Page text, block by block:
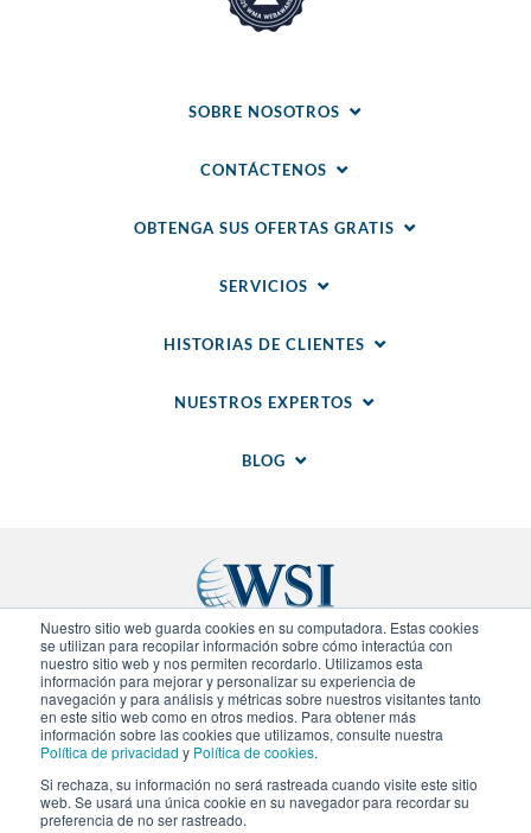
Nuestro sitio web guarda cookies en su computadora. Estas cookies
se utilizan para recopilar información sobre cómo interactúa con
nuestro sitio web y nos permiten recordarlo. Utilizamos esta
información para mejorar y personalizar su experiencia de
navegación y para análisis y métricas sobre nuestros visitantes tanto
en este sitio web como en otros medios. Para obtener más
información sobre las cookies que utilizamos, consulte nuestra
Política de privacidad y Política de cookies.
Si rechaza, su información no será rastreada cuando visite este sitio
web. Se usará una única cookie en su navegador para recordar su
preferencia de no ser rastreado.
SOBRE NOSOTROS
CONTÁCTENOS
OBTENGA SUS OFERTAS GRATIS
SERVICIOS
HISTORIAS DE CLIENTES
NUESTROS EXPERTOS
BLOG
© 2020-2026WSI. Todos los derechos reservados.
WSI ICE y WSI IM son marcas registradas.
Declaracion de Privacidad
agencia de WSI es independiente en propiedad y
operación.
Sitios Regionales